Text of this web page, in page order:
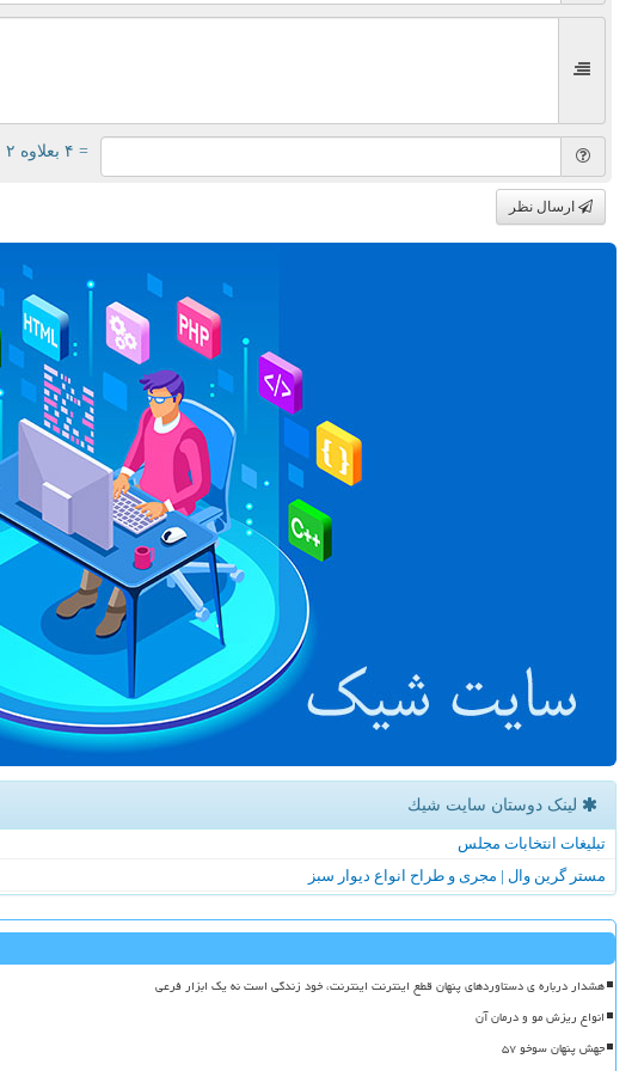
= ۴ بعلاوه ۲
ارسال نظر
لینک دوستان سایت شیك
تبلیغات انتخابات مجلس
مستر گرین وال | مجری و طراح انواع دیوار سبز
هشدار درباره ی دستاوردهای پنهان قطع اینترنت اینترنت، خود زندگی است نه یک ابزار فرعی
انواع ریزش مو و درمان آن
جهش پنهان سوخو ۵۷